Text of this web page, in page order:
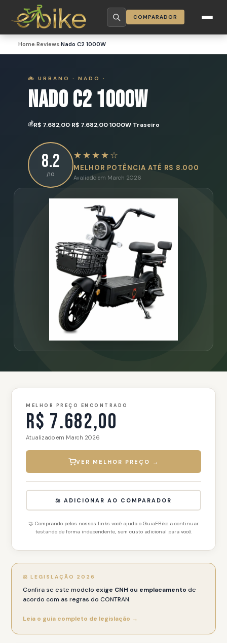
COMPARADOR
Home›Reviews›Nado C2 1000W
🚲 URBANO · NADO ·
Nado C2 1000W
💰R$ 7.682,00·R$ 7.682,00·1000W·Traseiro
8.2
/10
★★★★☆
MELHOR POTÊNCIA ATÉ R$ 8.000
Avaliado em March 2026
MELHOR PREÇO ENCONTRADO
R$ 7.682,00
Atualizado em March 2026
VER MELHOR PREÇO →
⚖️ ADICIONAR AO COMPARADOR
🤝 Comprando pelos nossos links você ajuda o GuiaEBike a continuar
testando de forma independente, sem custo adicional para você.
⚖️ LEGISLAÇÃO 2026
Confira se este modelo exige CNH ou emplacamento de
acordo com as regras do CONTRAN.
Leia o guia completo de legislação →